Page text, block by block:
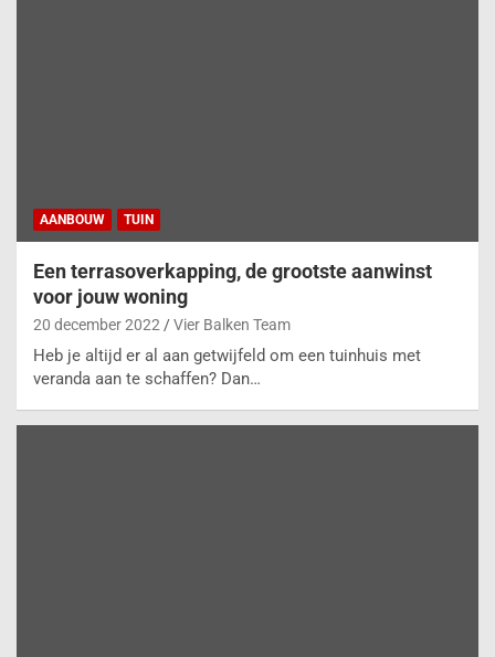
AANBOUW TUIN
Een terrasoverkapping, de grootste aanwinst
voor jouw woning
20 december 2022 Vier Balken Team
Heb je altijd er al aan getwijfeld om een tuinhuis met
veranda aan te schaffen? Dan…